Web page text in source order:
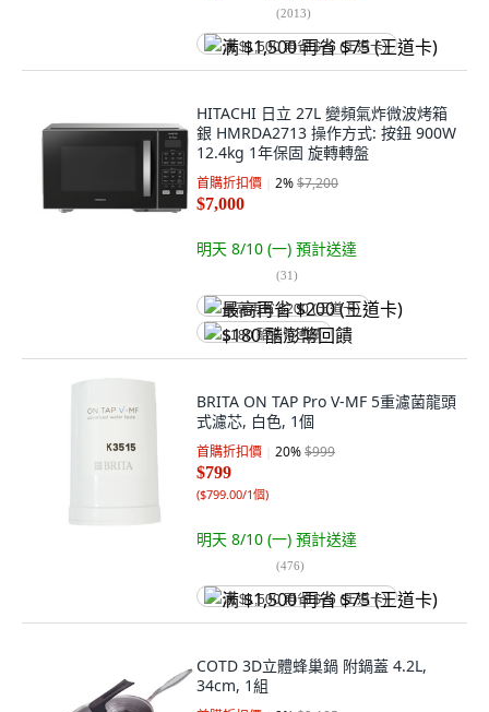
(2013)
满 $1,500 再省 $75 (王道卡)
HITACHI 日立 27L 變頻氣炸微波烤箱
銀 HMRDA2713 操作方式: 按鈕 900W
12.4kg 1年保固 旋轉轉盤
首購折扣價 2%$7,200
$7,000
明天 8/10 (一) 預計送達
(31)
最高再省 $200 (王道卡)
$180 酷澎幣回饋
BRITA ON TAP Pro V-MF 5重濾菌龍頭
式濾芯, 白色, 1個
首購折扣價 20%$999
$799
($799.00/1個)
明天 8/10 (一) 預計送達
(476)
满 $1,500 再省 $75 (王道卡)
COTD 3D立體蜂巢鍋 附鍋蓋 4.2L,
34cm, 1組